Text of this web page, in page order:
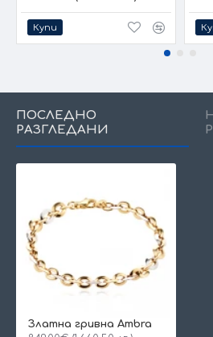
Купи
ПОСЛЕДНО
РАЗГЛЕДАНИ
Златна гривна Ambra